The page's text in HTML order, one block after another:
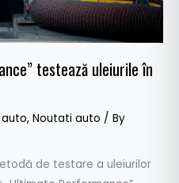
testează uleiurile în
, Noutati auto / By
de testare a uleiurilor